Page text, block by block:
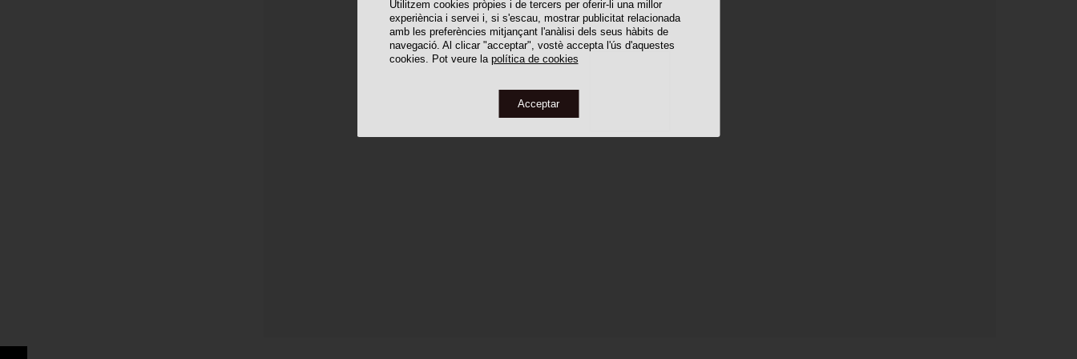
Utilitzem cookies pròpies i de tercers per oferir-li una millor
experiència i servei i, si s'escau, mostrar publicitat relacionada
amb les preferències mitjançant l'anàlisi dels seus hàbits de
navegació. Al clicar "acceptar", vostè accepta l'ús d'aquestes
cookies. Pot veure la política de cookies
Acceptar